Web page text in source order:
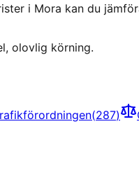
i Mora kan du
olovlig körning.
(287)